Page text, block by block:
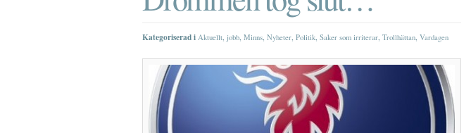
Kategoriserad i Aktuellt, jobb, Minns, Nyheter, Politik, Saker som irriterar, Trollhättan, Vardagen